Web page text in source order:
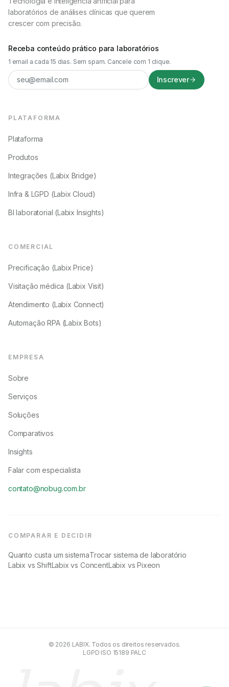
laboratórios de análises clínicas que querem
crescer com precisão.
Receba conteúdo prático para laboratórios
1 email a cada 15 dias. Sem spam. Cancele com 1 clique.
Inscrever
PLATAFORMA
Plataforma
Produtos
Integrações (Labix Bridge)
Infra & LGPD (Labix Cloud)
BI laboratorial (Labix Insights)
COMERCIAL
Precificação (Labix Price)
Visitação médica (Labix Visit)
Atendimento (Labix Connect)
Automação RPA (Labix Bots)
EMPRESA
Sobre
Serviços
Soluções
Comparativos
Insights
Falar com especialista
contato@nobug.com.br
COMPARAR E DECIDIR
Quanto custa um sistemaTrocar sistema de laboratório
Labix vs ShiftLabix vs ConcentLabix vs Pixeon
© 2026 LABIX. Todos os direitos reservados.
LGPD·ISO 15189·PALC